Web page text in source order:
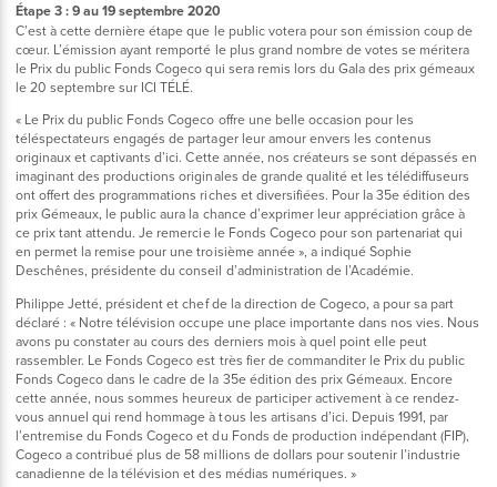
Étape 3 : 9 au 19 septembre 2020
C’est à cette dernière étape que le public votera pour son émission coup de
cœur. L’émission ayant remporté le plus grand nombre de votes se méritera
le Prix du public Fonds Cogeco qui sera remis lors du Gala des prix gémeaux
le 20 septembre sur ICI TÉLÉ.
« Le Prix du public Fonds Cogeco offre une belle occasion pour les
téléspectateurs engagés de partager leur amour envers les contenus
originaux et captivants d’ici. Cette année, nos créateurs se sont dépassés en
imaginant des productions originales de grande qualité et les télédiffuseurs
ont offert des programmations riches et diversifiées. Pour la 35e édition des
prix Gémeaux, le public aura la chance d’exprimer leur appréciation grâce à
ce prix tant attendu. Je remercie le Fonds Cogeco pour son partenariat qui
en permet la remise pour une troisième année », a indiqué Sophie
Deschênes, présidente du conseil d’administration de l’Académie.
Philippe Jetté, président et chef de la direction de Cogeco, a pour sa part
déclaré : « Notre télévision occupe une place importante dans nos vies. Nous
avons pu constater au cours des derniers mois à quel point elle peut
rassembler. Le Fonds Cogeco est très fier de commanditer le Prix du public
Fonds Cogeco dans le cadre de la 35e édition des prix Gémeaux. Encore
cette année, nous sommes heureux de participer activement à ce rendez-
vous annuel qui rend hommage à tous les artisans d’ici. Depuis 1991, par
l’entremise du Fonds Cogeco et du Fonds de production indépendant (FIP),
Cogeco a contribué plus de 58 millions de dollars pour soutenir l’industrie
canadienne de la télévision et des médias numériques. »